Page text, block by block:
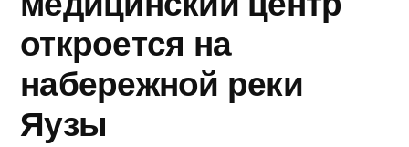
откроется на
набережной реки
Яузы